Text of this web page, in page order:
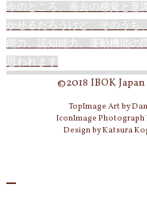
今のところ、過去の感覚と意
かせるだろうけど、そのうち
能力、認知能力、運動機能の
思われます
©2018 IBOK
TopImage Art by
IconImage Photograph
Design by Katsura